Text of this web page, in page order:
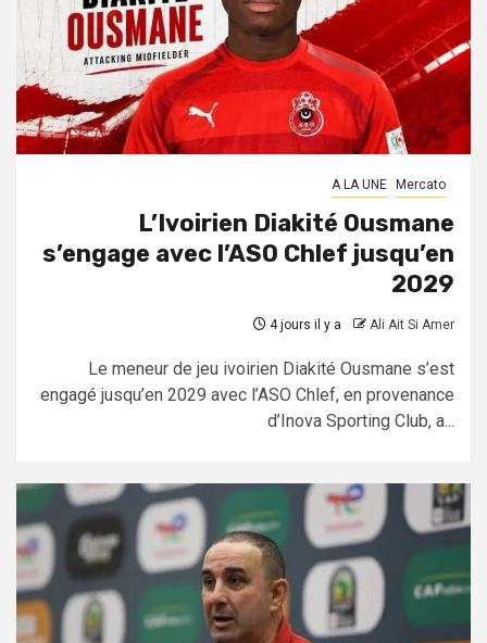
A LA UNE Mercato
L’Ivoirien Diakité Ousmane
s’engage avec l’ASO Chlef jusqu’en
2029
4 jours il y a Ali Ait Si Amer
Le meneur de jeu ivoirien Diakité Ousmane s’est
engagé jusqu’en 2029 avec l’ASO Chlef, en provenance
d’Inova Sporting Club, a...